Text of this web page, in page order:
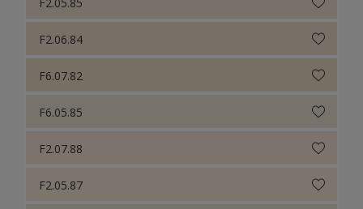
F2.06.84
F6.07.82
F6.05.85
F2.07.88
F2.05.87